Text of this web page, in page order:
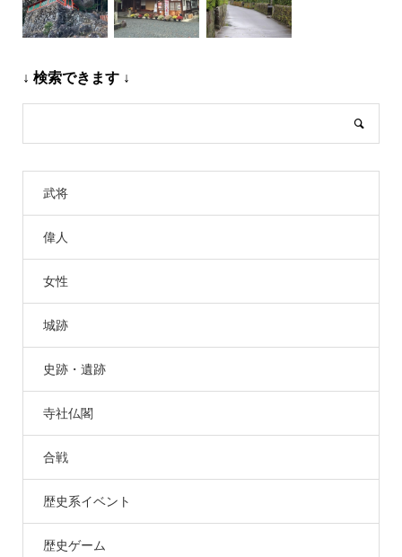
↓ 検索できます ↓
武将
偉人
女性
城跡
史跡・遺跡
寺社仏閣
合戦
歴史系イベント
歴史ゲーム